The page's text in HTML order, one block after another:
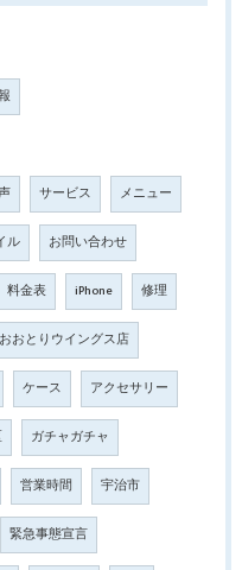
サービス メニュー
ル お問い合わせ
料金表 iPhone 修理
おおとりウイングス店
ケース アクセサリー
ガチャガチャ
営業時間 宇治市
緊急事態宣言